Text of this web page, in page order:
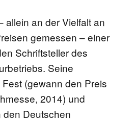
allein an der Vielfalt an
gemessen – einer
Schriftsteller des
Seine
(gewann den Preis
2014) und
den Deutschen